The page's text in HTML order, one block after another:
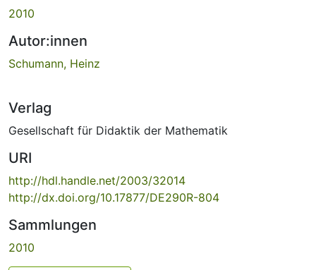
2010
Autor:innen
Schumann, Heinz
Verlag
Gesellschaft für Didaktik der Mathematik
URI
http://hdl.handle.net/2003/32014
http://dx.doi.org/10.17877/DE290R-804
Sammlungen
2010